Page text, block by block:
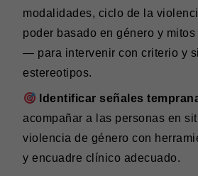
modalidades, ciclo de la
poder basado en género y
— para intervenir con criterio y
estereotipos.
Identificar señales
acompañar a las personas en
violencia de género con
y encuadre clínico adecuado.